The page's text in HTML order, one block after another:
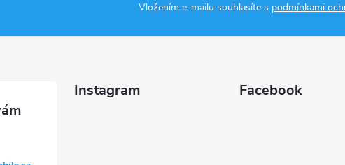
Vložením e-mailu souhlasíte s podmínkami
Instagram Facebook